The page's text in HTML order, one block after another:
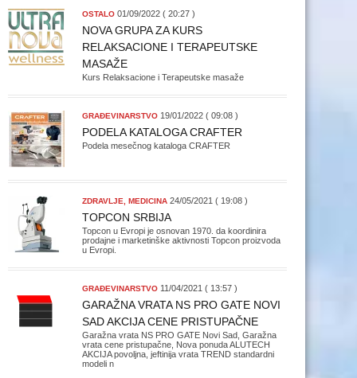
OSTALO 01/09/2022 ( 20:27 )
NOVA GRUPA ZA KURS
RELAKSACIONE I TERAPEUTSKE
MASAŽE
Kurs Relaksacione i Terapeutske masaže
GRAĐEVINARSTVO 19/01/2022 ( 09:08 )
PODELA KATALOGA CRAFTER
Podela mesečnog kataloga CRAFTER
ZDRAVLJE, MEDICINA 24/05/2021 ( 19:08 )
TOPCON SRBIJA
Topcon u Evropi je osnovan 1970. da koordinira
prodajne i marketinške aktivnosti Topcon proizvoda
u Evropi.
GRAĐEVINARSTVO 11/04/2021 ( 13:57 )
GARAŽNA VRATA NS PRO GATE NOVI
SAD AKCIJA CENE PRISTUPAČNE
Garažna vrata NS PRO GATE Novi Sad, Garažna
vrata cene pristupačne, Nova ponuda ALUTECH
AKCIJA povoljna, jeftinija vrata TREND standardni
modeli n